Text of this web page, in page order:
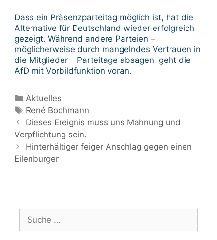
Dass ein Präsenzparteitag möglich ist, hat die
Alternative für Deutschland wieder erfolgreich
gezeigt. Während andere Parteien –
möglicherweise durch mangelndes Vertrauen in
die Mitglieder – Parteitage absagen, geht die
AfD mit Vorbildfunktion voran.
Kategorien
Aktuelles
Schlagwörter
René Bochmann
Beitrags-
Navigation
Dieses Ereignis muss uns Mahnung und
Verpflichtung sein.
Hinterhältiger feiger Anschlag gegen einen
Eilenburger
nach: